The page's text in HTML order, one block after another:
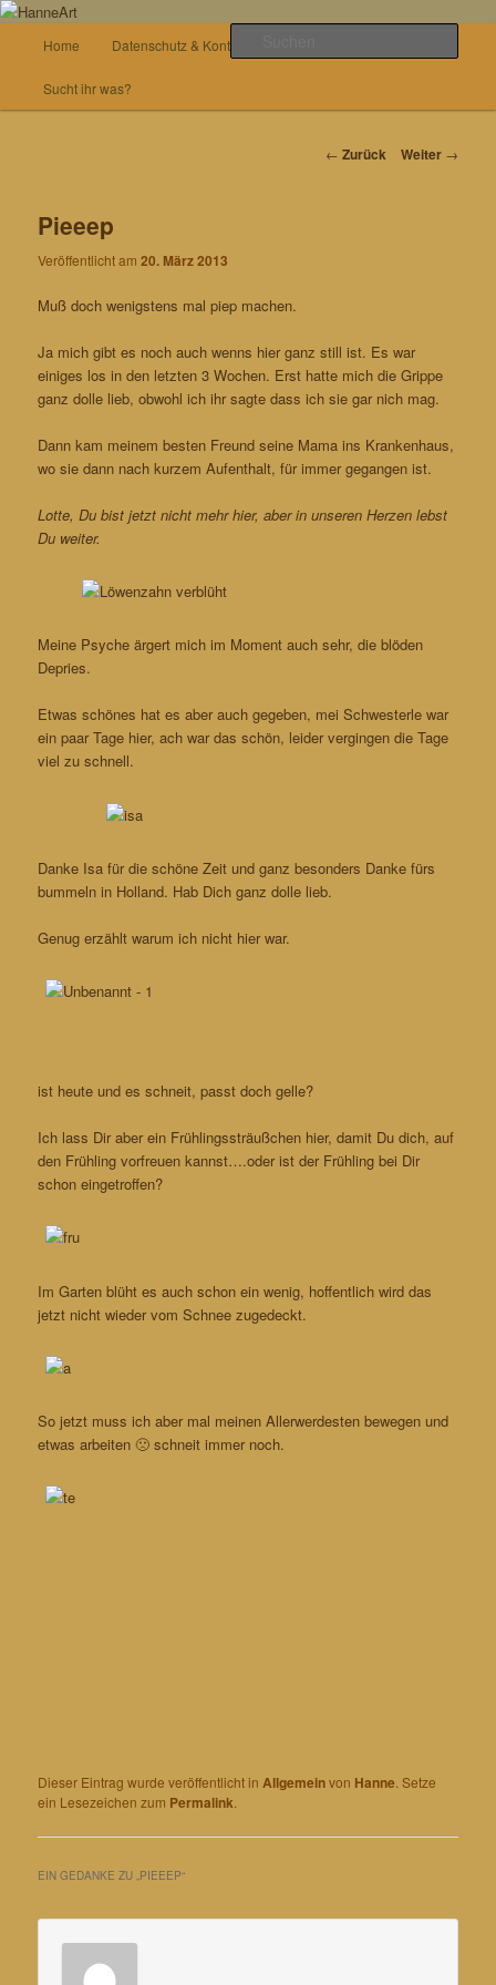
Zum
wechseln
HanneArt
von allem etwas
Home Datenschutz & Kontakt
Sucht ihr was?
Beitrags-
← Zurück Weiter →
Pieeep
Veröffentlicht am20. März 2013
Muß doch wenigstens mal piep machen.
Ja mich gibt es noch auch wenns hier ganz still ist. Es war
einiges los in den letzten 3 Wochen. Erst hatte mich die Grippe
ganz dolle lieb, obwohl ich ihr sagte dass ich sie gar nich mag.
Dann kam meinem besten Freund seine Mama ins Krankenhaus,
wo sie dann nach kurzem Aufenthalt, für immer gegangen ist.
Lotte, Du bist jetzt nicht mehr hier, aber in unseren Herzen lebst
Du weiter.
Meine Psyche ärgert mich im Moment auch sehr, die blöden
Depries.
Etwas schönes hat es aber auch gegeben, mei Schwesterle war
ein paar Tage hier, ach war das schön, leider vergingen die Tage
viel zu schnell.
Danke Isa für die schöne Zeit und ganz besonders Danke fürs
bummeln in Holland. Hab Dich ganz dolle lieb.
Genug erzählt warum ich nicht hier war.
ist heute und es schneit, passt doch gelle?
Ich lass Dir aber ein Frühlingssträußchen hier, damit Du dich, auf
den Frühling vorfreuen kannst….oder ist der Frühling bei Dir
schon eingetroffen?
Im Garten blüht es auch schon ein wenig, hoffentlich wird das
jetzt nicht wieder vom Schnee zugedeckt.
So jetzt muss ich aber mal meinen Allerwerdesten bewegen und
etwas arbeiten 🙁 schneit immer noch.
Dieser Eintrag wurde veröffentlicht inAllgemeinvon Hanne. Setze
ein Lesezeichen zum Permalink.
EIN GEDANKE ZU „ PIEEEP“